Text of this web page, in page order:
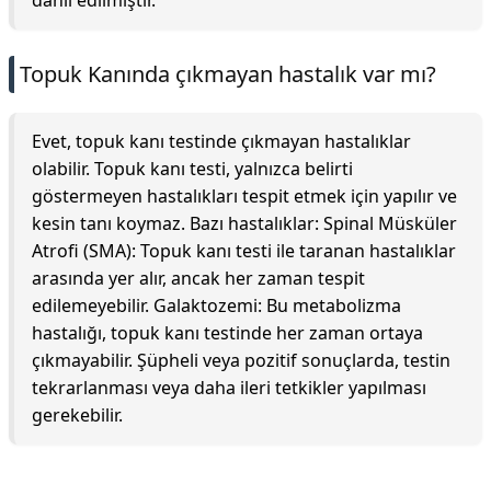
Topuk Kanında çıkmayan hastalık var mı?
Evet, topuk kanı testinde çıkmayan hastalıklar
olabilir. Topuk kanı testi, yalnızca belirti
göstermeyen hastalıkları tespit etmek için yapılır ve
kesin tanı koymaz. Bazı hastalıklar: Spinal Müsküler
Atrofi (SMA): Topuk kanı testi ile taranan hastalıklar
arasında yer alır, ancak her zaman tespit
edilemeyebilir. Galaktozemi: Bu metabolizma
hastalığı, topuk kanı testinde her zaman ortaya
çıkmayabilir. Şüpheli veya pozitif sonuçlarda, testin
tekrarlanması veya daha ileri tetkikler yapılması
gerekebilir.